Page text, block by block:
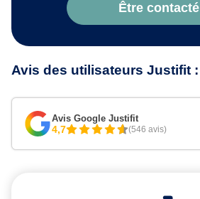
Être contacté
Avis des utilisateurs Justifit :
Avis Google Justifit
4,7 (546 avis)